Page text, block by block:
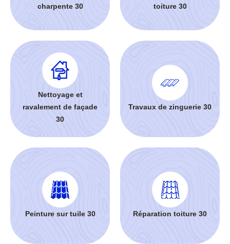
charpente 30
toiture 30
Nettoyage et
ravalement de façade
30
Travaux de zinguerie 30
Peinture sur tuile 30 Réparation toiture 30